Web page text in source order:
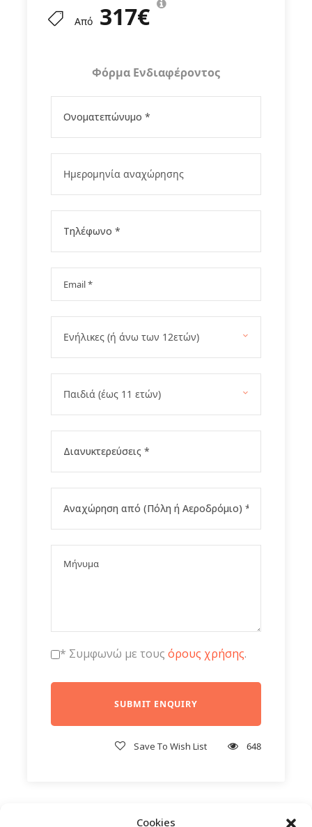
Cookies
Από 317€
Φόρμα Ενδιαφέροντος
* Συμφωνώ με τους όρους χρήσης.
Save To Wish List 648
Τιμές
22/12/2025
30/12/2025